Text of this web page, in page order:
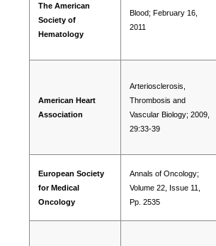
The American
Society of
Hematology
Blood; February 16,
2011
American Heart
Association
Arteriosclerosis,
Thrombosis and
Vascular Biology; 2009,
29:33-39
European Society
for Medical
Oncology
Annals of Oncology;
Volume 22, Issue 11,
Pp. 2535